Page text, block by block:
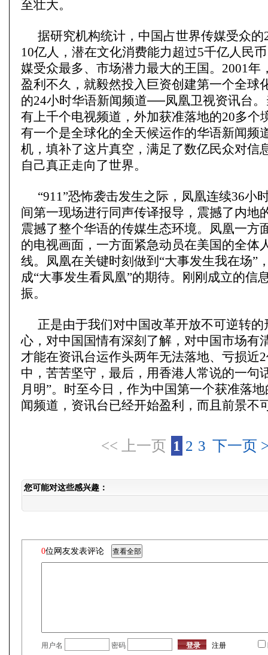
至壮大。
据研究机构统计，中国占世界传媒受众的
10亿人，潜在文化消费能力超过5千亿人民
媒受众最多、市场潜力最大的王国。2001年
盈利不久，就毅然投入巨资创建第一个全球
的24小时华语新闻频道──凤凰卫视资讯台
有上千个电视频道，外加获准落地的20多个
有一个是全球化的全天候运作的华语新闻频
机，填补了这片真空，满足了数亿民众对信
自己真正走向了世界。
“911”恐怖袭击发生之际，凤凰连续36小
间第一现场进行同声传译报导，震撼了内地
震撼了整个华语的传媒生态环境。凤凰一方
的电视画面，一方面紧急动员在美国的全体
线。凤凰在关键时刻做到“大事发生我在场”
成“大事发生看凤凰”的期待。刚刚成立的信
振。
正是由于我们对中国改革开放不可逆转
心，对中国国情有深刻了解，对中国市场有
才能在资讯台运作头两年无法落地、亏损近
中，苦苦坚守，最后，用香港人常说的一句
月明”。时至今日，作为中国第一个获准落
闻频道，资讯台已经开始盈利，而且前景不
<< 上一页 1 2 3 下一页
您可能对这些感兴趣：
0位网友发表评论
用户名 密码 注册